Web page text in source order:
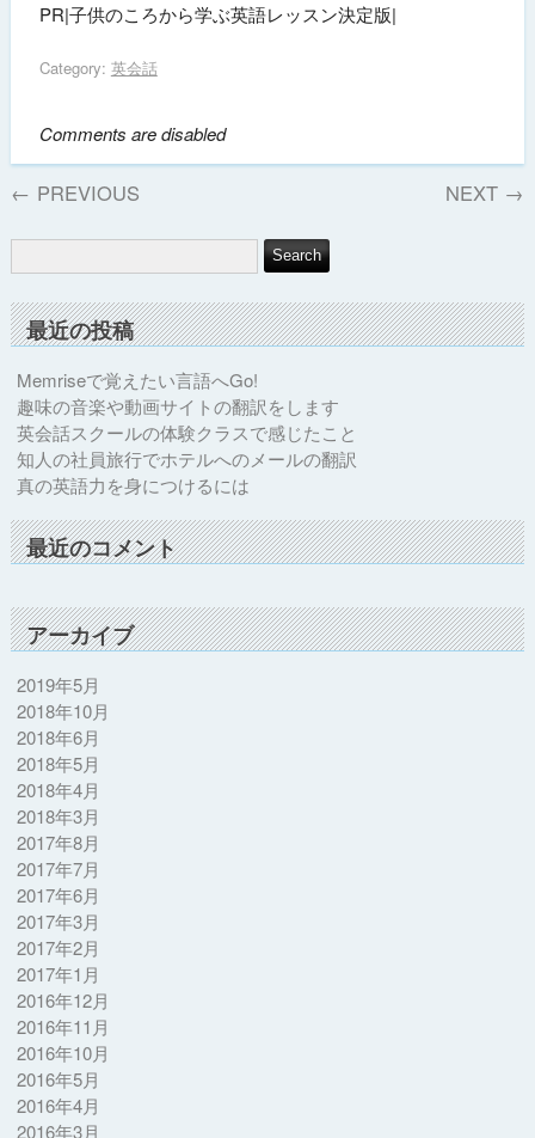
PR|子供のころから学ぶ英語レッスン決定版|
Category: 英会話
Comments are disabled
← PREVIOUS NEXT →
最近の投稿
Memriseで覚えたい言語へGo!
趣味の音楽や動画サイトの翻訳をします
英会話スクールの体験クラスで感じたこと
知人の社員旅行でホテルへのメールの翻訳
真の英語力を身につけるには
最近のコメント
アーカイブ
2019年5月
2018年10月
2018年6月
2018年5月
2018年4月
2018年3月
2017年8月
2017年7月
2017年6月
2017年3月
2017年2月
2017年1月
2016年12月
2016年11月
2016年10月
2016年5月
2016年4月
2016年3月